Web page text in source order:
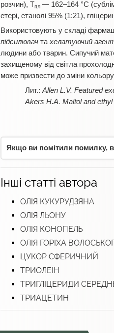
розчин), Tпл — 162–164 °C
етері, етанолі 95% (1:21),
Використовують у складі
підсилювач тахелатуючий
людини або тварин. Сипучий
захищеному від світла
може призвести до зміни
Allen L.V. Featured
Akers H.A. Maltol and
Якщо ви помітили помилку,
Інші статті автора
ОЛІЯ КУКУРУДЗЯНА
ОЛІЯ ЛЬОНУ
ОЛІЯ КОНОПЕЛЬ
ОЛІЯ ГОРІХА
ЦУКОР СФЕРИЧНИЙ
ТРИОЛЕЇН
ТРИГЛІЦЕРИДИ
ТРИАЦЕТИН